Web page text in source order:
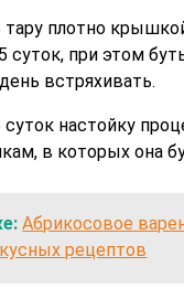
плотно
суток, при этом
встряхивать.
настойку
в которых она
Абрикосовое
рецептов